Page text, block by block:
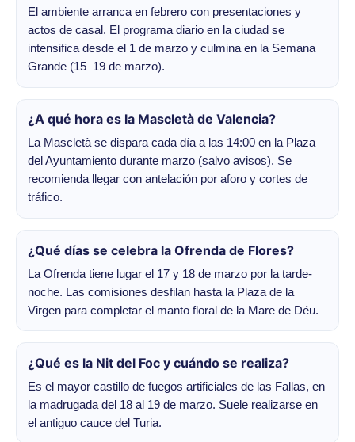
El ambiente arranca en febrero con presentaciones y
actos de casal. El programa diario en la ciudad se
intensifica desde el 1 de marzo y culmina en la Semana
Grande (15–19 de marzo).
¿A qué hora es la Mascletà de Valencia?
La Mascletà se dispara cada día a las 14:00 en la Plaza
del Ayuntamiento durante marzo (salvo avisos). Se
recomienda llegar con antelación por aforo y cortes de
tráfico.
¿Qué días se celebra la Ofrenda de Flores?
La Ofrenda tiene lugar el 17 y 18 de marzo por la tarde-
noche. Las comisiones desfilan hasta la Plaza de la
Virgen para completar el manto floral de la Mare de Déu.
¿Qué es la Nit del Foc y cuándo se realiza?
Es el mayor castillo de fuegos artificiales de las Fallas, en
la madrugada del 18 al 19 de marzo. Suele realizarse en
el antiguo cauce del Turia.